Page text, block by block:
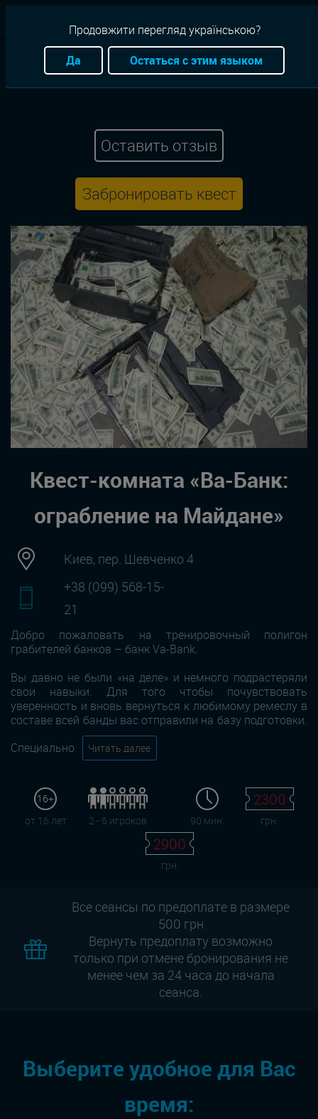
Киев Ограбление
Семейный
Anabioz Quest
Ва-Банк: ограбление на Майдане
Оставить отзыв
Забронировать квест
Квест-комната «Ва-Банк:
ограбление на Майдане»
Киев, пер. Шевченко 4
+38 (099) 568-15-
21
Добро пожаловать на тренировочный полигон
грабителей банков – банк Va-Bank.
Вы давно не были «на деле» и немного подрастеряли
свои навыки. Для того чтобы почувствовать
уверенность и вновь вернуться к любимому ремеслу в
составе всей банды вас отправили на базу подготовки.
Специально
Читать далее
16+
от 16 лет
2 - 6 игроков 90 мин.
2300
грн.
2900
грн.
Все сеансы по предоплате в размере
500 грн
Вернуть предоплату возможно
только при отмене бронирования не
менее чем за 24 часа до начала
сеанса.
Выберите удобное для Вас
время:
Продовжити перегляд українською?
Да
Остаться с этим языком